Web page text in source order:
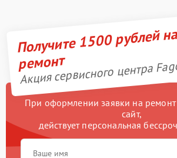
Получите 1500 рублей на
ремонт
Акция сервисного центра
При оформлении заявки на ремонт
сайт,
действует персональная